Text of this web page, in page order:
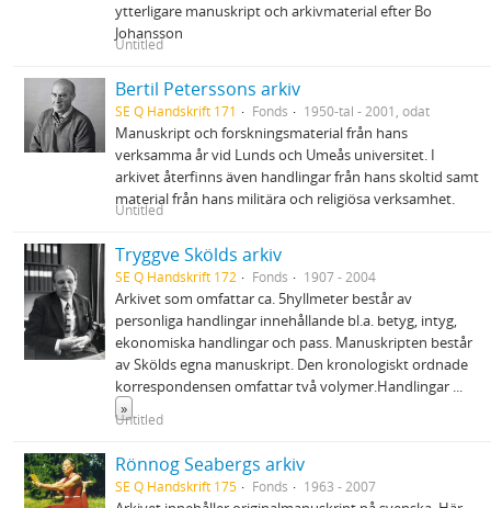
ytterligare manuskript och arkivmaterial efter Bo
Johansson
Untitled
Bertil Peterssons arkiv
SE Q Handskrift 171 Fonds 1950-tal - 2001, odat
Manuskript och forskningsmaterial från hans
verksamma år vid Lunds och Umeås universitet. I
arkivet återfinns även handlingar från hans skoltid samt
material från hans militära och religiösa verksamhet.
Untitled
Tryggve Skölds arkiv
SE Q Handskrift 172 Fonds 1907 - 2004
Arkivet som omfattar ca. 5hyllmeter består av
personliga handlingar innehållande bl.a. betyg, intyg,
ekonomiska handlingar och pass. Manuskripten består
av Skölds egna manuskript. Den kronologiskt ordnade
korrespondensen omfattar två volymer.Handlingar ...
»
Untitled
Rönnog Seabergs arkiv
SE Q Handskrift 175 Fonds 1963 - 2007